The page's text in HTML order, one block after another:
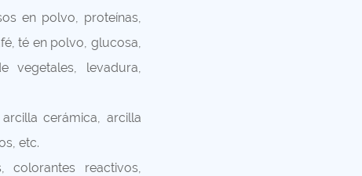
en polvo, proteínas,
té en polvo, glucosa,
vegetales, levadura,
cerámica, arcilla
etc.
colorantes reactivos,